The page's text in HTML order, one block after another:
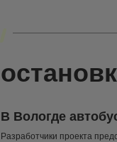
В Вологде
Разработчики проекта